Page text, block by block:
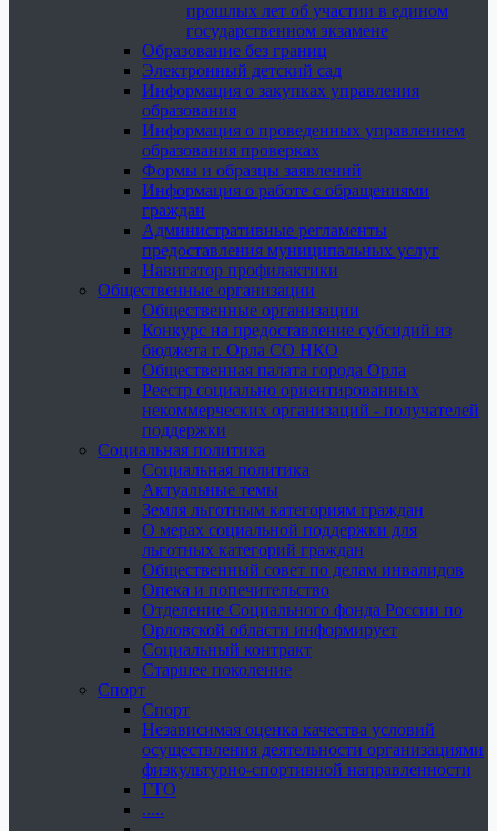
прошлых лет об участии в едином
государственном экзамене
Образование без границ
Электронный детский сад
Информация о закупках управления
образования
Информация о проведенных управлением
образования проверках
Формы и образцы заявлений
Информация о работе с обращениями
граждан
Административные регламенты
предоставления муниципальных услуг
Навигатор профилактики
Общественные организации
Общественные организации
Конкурс на предоставление субсидий из
бюджета г. Орла СО НКО
Общественная палата города Орла
Реестр социально ориентированных
некоммерческих организаций - получателей
поддержки
Социальная политика
Социальная политика
Актуальные темы
Земля льготным категориям граждан
О мерах социальной поддержки для
льготных категорий граждан
Общественный совет по делам инвалидов
Опека и попечительство
Отделение Социального фонда России по
Орловской области информирует
Социальный контракт
Старшее поколение
Спорт
Спорт
Независимая оценка качества условий
осуществления деятельности организациями
физкультурно-спортивной направленности
ГТО
.....